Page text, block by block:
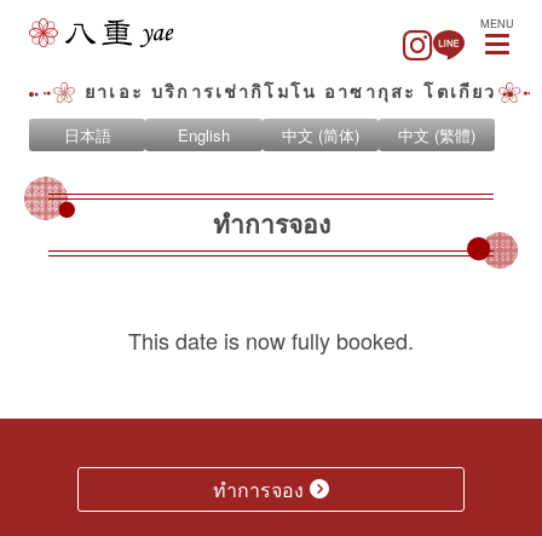
ยาเอะ บริการเช่ากิโมโน อาซากุสะ โตเกียว
日本語 English 中文 (简体) 中文 (繁體)
MENU
ทำการจอง
This date is now fully booked.
ทำการจอง